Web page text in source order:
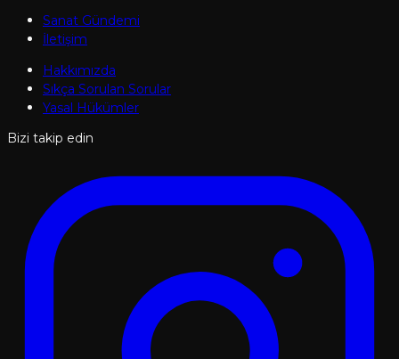
Sanat Gündemi
İletişim
Hakkımızda
Sıkça Sorulan Sorular
Yasal Hükümler
Bizi takip edin